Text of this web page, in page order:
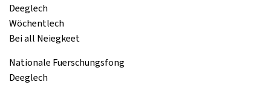
Deeglech
Wöchentlech
Bei all Neiegkeet
Nationale Fuerschungsfong
Deeglech